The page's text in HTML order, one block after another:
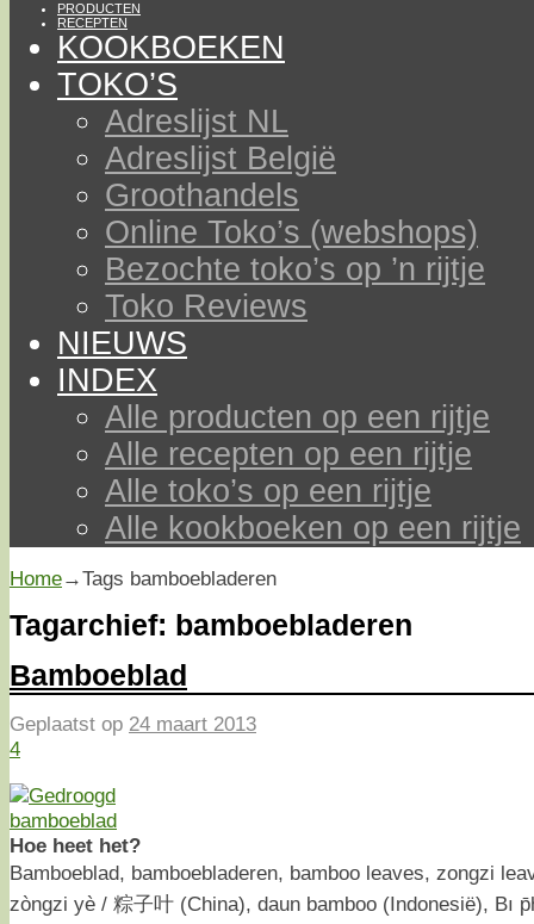
PRODUCTEN
RECEPTEN
KOOKBOEKEN
TOKO’S
Adreslijst NL
Adreslijst België
Groothandels
Online Toko’s (webshops)
Bezochte toko’s op ’n rijtje
Toko Reviews
NIEUWS
INDEX
Alle producten op een rijtje
Alle recepten op een rijtje
Alle toko’s op een rijtje
Alle kookboeken op een rijtje
Home→Tags bamboebladeren
Tagarchief: bamboebladeren
Bamboeblad
Geplaatst op 24 maart 2013
4
Hoe heet het?
Bamboeblad, bamboebladeren, bamboo leaves, zongzi
zòngzi yè / 粽子叶 (China), daun bamboo (Indonesië), Bı